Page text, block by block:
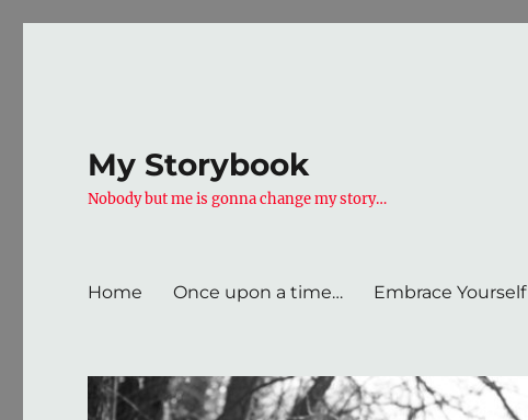
My Storybook
Nobody but me is gonna change my story…
Home Once upon a time… Embrace Yourself